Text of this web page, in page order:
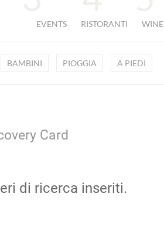
EVENTS RISTORANTI WINE
BAMBINI PIOGGIA A PIEDI
Card
di ricerca inseriti.